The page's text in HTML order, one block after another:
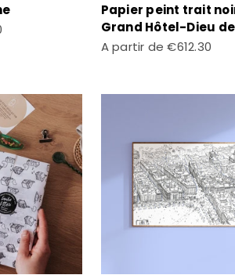
Papier peint trait
Grand Hôtel-Dieu
Prix de vente
A partir de€612.30